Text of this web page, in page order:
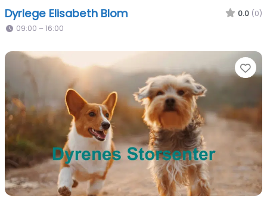
Dyrlege Elisabeth Blom 0.0 (0)
09:00 – 16:00